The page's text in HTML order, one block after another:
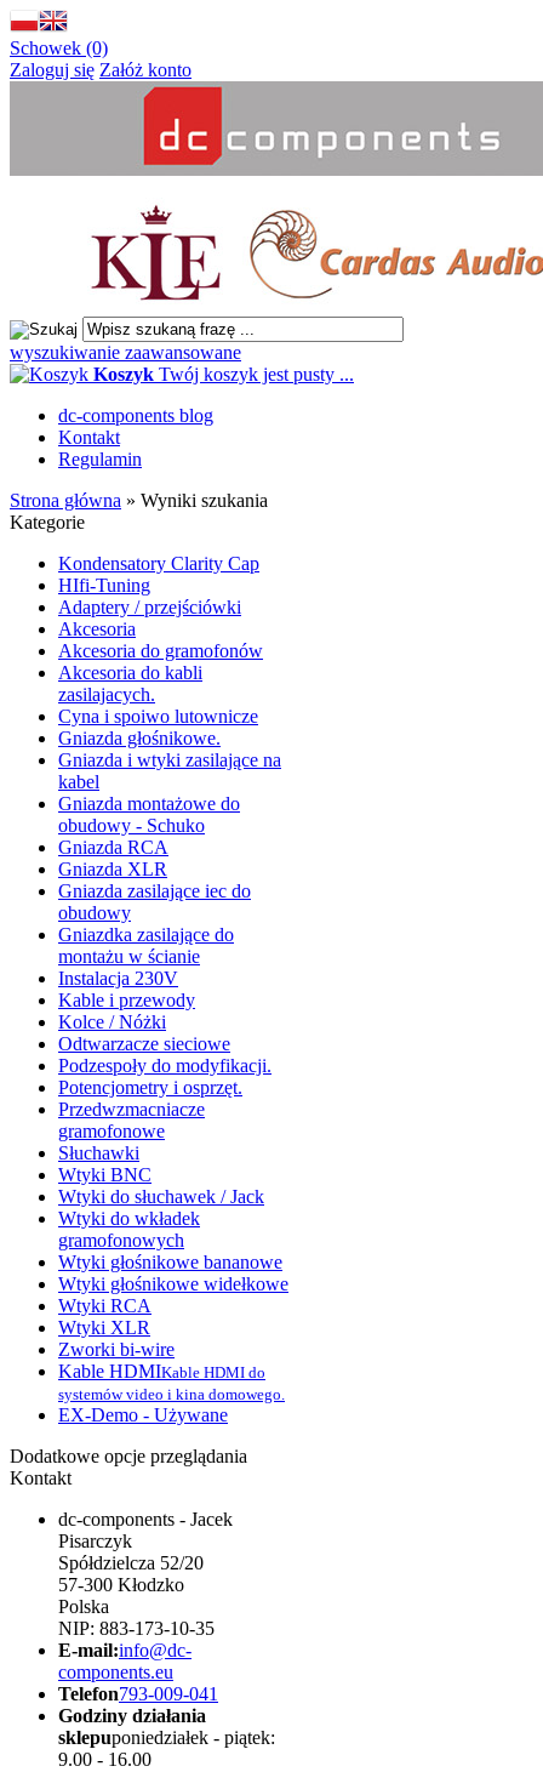
Schowek (0)
Zaloguj się Załóż konto
wyszukiwanie zaawansowane
Koszyk Twój koszyk jest pusty ...
dc-components blog
Kontakt
Regulamin
Strona główna » Wyniki szukania
Kategorie
Kondensatory Clarity Cap
HIfi-Tuning
Adaptery / przejściówki
Akcesoria
Akcesoria do gramofonów
Akcesoria do kabli
zasilajacych.
Cyna i spoiwo lutownicze
Gniazda głośnikowe.
Gniazda i wtyki zasilające na
kabel
Gniazda montażowe do
obudowy - Schuko
Gniazda RCA
Gniazda XLR
Gniazda zasilające iec do
obudowy
Gniazdka zasilające do
montażu w ścianie
Instalacja 230V
Kable i przewody
Kolce / Nóżki
Odtwarzacze sieciowe
Podzespoły do modyfikacji.
Potencjometry i osprzęt.
Przedwzmacniacze
gramofonowe
Słuchawki
Wtyki BNC
Wtyki do słuchawek / Jack
Wtyki do wkładek
gramofonowych
Wtyki głośnikowe bananowe
Wtyki głośnikowe widełkowe
Wtyki RCA
Wtyki XLR
Zworki bi-wire
Kable HDMIKable HDMI do
systemów video i kina domowego.
EX-Demo - Używane
Dodatkowe opcje przeglądania
Kontakt
dc-components - Jacek
Pisarczyk
Spółdzielcza 52/20
57-300 Kłodzko
Polska
NIP: 883-173-10-35
E-mail:info@dc-
components.eu
Telefon793-009-041
Godziny działania
sklepuponiedziałek - piątek:
9.00 - 16.00